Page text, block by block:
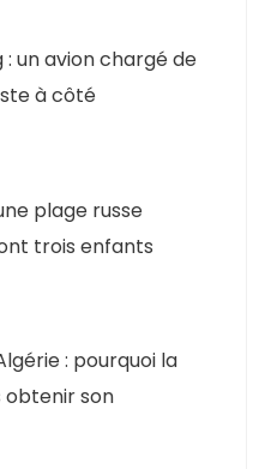
: un avion chargé de
à côté
plage russe
trois enfants
: pourquoi la
obtenir son